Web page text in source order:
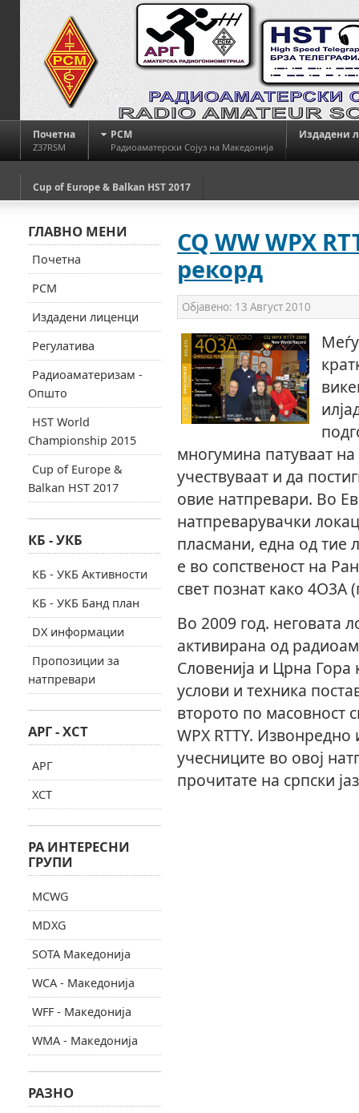
Почетна
Z37RSM
РСМ
Радиоаматерски Сојуз на Македонија
Издадени
Cup of Europe & Balkan HST 2017
CQ WW WPX
рекорд
Објавено: 13 Август 2010
многумина патуваат
учествуваат и да
овие натпревари. Во
натпреварувачки
пласмани, една од тие
е во сопственост на
свет познат како 4О3А
Во 2009 год. неговата
активирана од
Словенија и Црна Гора
услови и техника
второто по масовност
WPX RTTY.
учесниците во овој
прочитате на српски
ГЛАВНО МЕНИ
Почетна
РСМ
Издадени лиценци
Регулатива
Радиоаматеризам -
Општо
HST World
Championship 2015
Cup of Europe &
Balkan HST 2017
КБ - УКБ
КБ - УКБ Активности
КБ - УКБ Банд план
DX информации
Пропозиции за
натпревари
АРГ - ХСТ
АРГ
ХСТ
РА ИНТЕРЕСНИ
ГРУПИ
MCWG
MDXG
SOTA Македонија
WCA - Македонија
WFF - Македонија
WMA - Македонија
РАЗНО